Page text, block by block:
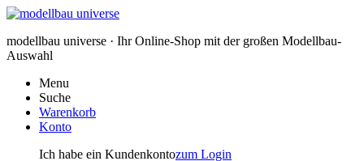
modellbau universe · Ihr Online-Shop mit der großen Modellbau-
Auswahl
Menu
Suche
Warenkorb
Konto
Ich habe ein Kundenkontozum Login